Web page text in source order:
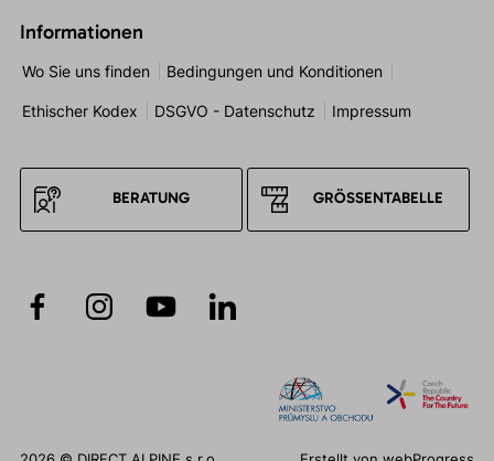
Informationen
Wo Sie uns finden Bedingungen und Konditionen
Ethischer Kodex DSGVO - Datenschutz Impressum
BERATUNG GRÖSSENTABELLE